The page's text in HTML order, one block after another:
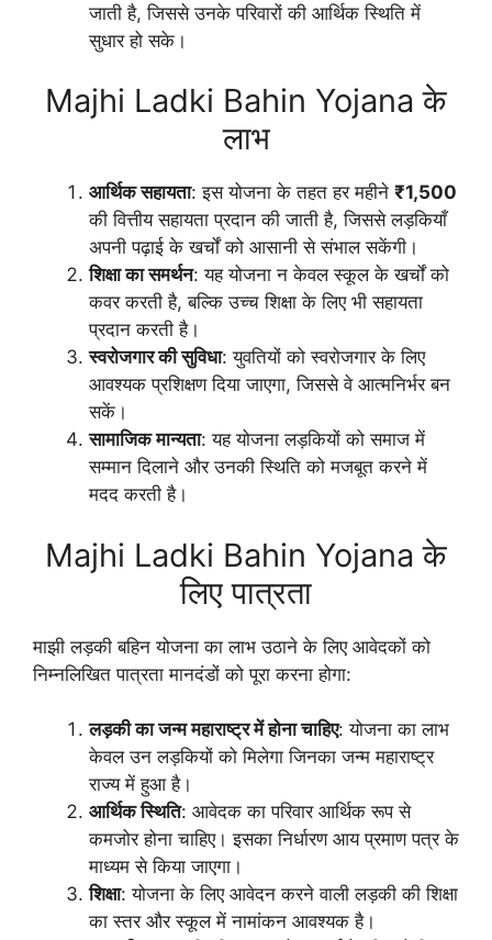
जाती है, जिससे उनके परिवारों की आर्थिक स्थिति में
सुधार हो सके।
Majhi Ladki Bahin Yojana के
लाभ
आर्थिक सहायता: इस योजना के तहत हर महीने ₹1,500
की वित्तीय सहायता प्रदान की जाती है, जिससे लड़कियाँ
अपनी पढ़ाई के खर्चों को आसानी से संभाल सकेंगी।
शिक्षा का समर्थन: यह योजना न केवल स्कूल के खर्चों को
कवर करती है, बल्कि उच्च शिक्षा के लिए भी सहायता
प्रदान करती है।
स्वरोजगार की सुविधा: युवतियों को स्वरोजगार के लिए
आवश्यक प्रशिक्षण दिया जाएगा, जिससे वे आत्मनिर्भर बन
सकें।
सामाजिक मान्यता: यह योजना लड़कियों को समाज में
सम्मान दिलाने और उनकी स्थिति को मजबूत करने में
मदद करती है।
Majhi Ladki Bahin Yojana के
लिए पात्रता
माझी लड़की बहिन योजना का लाभ उठाने के लिए आवेदकों को
निम्नलिखित पात्रता मानदंडों को पूरा करना होगा:
लड़की का जन्म महाराष्ट्र में होना चाहिए: योजना का लाभ
केवल उन लड़कियों को मिलेगा जिनका जन्म महाराष्ट्र
राज्य में हुआ है।
आर्थिक स्थिति: आवेदक का परिवार आर्थिक रूप से
कमजोर होना चाहिए। इसका निर्धारण आय प्रमाण पत्र के
माध्यम से किया जाएगा।
शिक्षा: योजना के लिए आवेदन करने वाली लड़की की शिक्षा
का स्तर और स्कूल में नामांकन आवश्यक है।